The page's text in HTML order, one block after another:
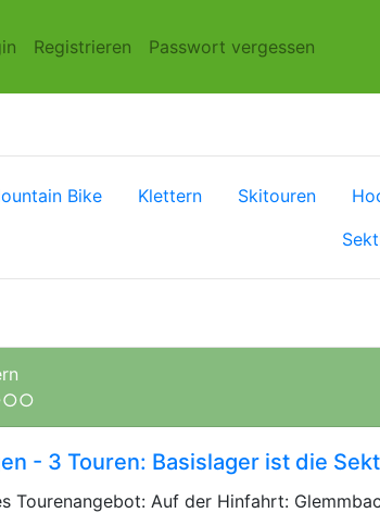
Registrieren Passwort vergessen
Bike Klettern Skitouren
- 3 Touren: Basislager ist die
Tourenangebot: Auf der Hinfahrt: